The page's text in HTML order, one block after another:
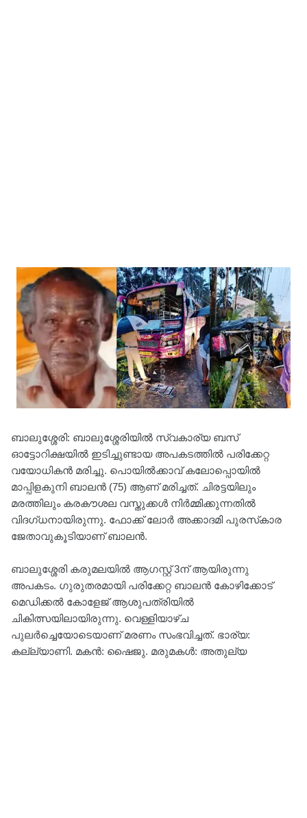
ബാലുശ്ശേരി: ബാലുശ്ശേരിയില്‍ സ്വകാര്യ ബസ്
ഓട്ടോറിക്ഷയില്‍ ഇടിച്ചുണ്ടായ അപകടത്തില്‍ പരിക്കേറ്റ
വയോധികൻ മരിച്ചു. പൊയില്‍ക്കാവ് കലോപ്പൊയില്‍
മാപ്പിളകുനി ബാലന്‍ (75) ആണ് മരിച്ചത്. ചിരട്ടയിലും
മരത്തിലും കരകൗശല വസ്തുക്കള്‍ നിര്‍മ്മിക്കുന്നതില്‍
വിദഗ്ധനായിരുന്നു. ഫോക്ക് ലോര്‍ അക്കാദമി പുരസ്‌കാര
ജേതാവുകൂടിയാണ് ബാലൻ.
ബാലുശ്ശേരി കരുമലയില്‍ ആഗസ്റ്റ് 3ന് ആയിരുന്നു
അപകടം. ഗുരുതരമായി പരിക്കേറ്റ ബാലന്‍ കോഴിക്കോട്
മെഡിക്കല്‍ കോളേജ് ആശുപത്രിയിൽ
ചികിത്സയിലായിരുന്നു. വെള്ളിയാഴ്ച
പുലര്‍ച്ചെയോടെയാണ് മരണം സംഭവിച്ചത്. ഭാര്യ:
കല്ല്യാണി. മകന്‍: ഷൈജു. മരുമകള്‍: അതുല്യ